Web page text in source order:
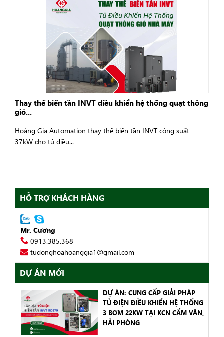
Thay thế biến tần INVT điều khiển hệ thống quạt thông
gió...
Hoàng Gia Automation thay thế biến tần INVT công suất
37kW cho tủ điều...
HỖ TRỢ KHÁCH HÀNG
Mr. Cương
0913.385.368
tudonghoahoanggia1@gmail.com
DỰ ÁN MỚI
DỰ ÁN: CUNG CẤP GIẢI PHÁP
TỦ ĐIỆN ĐIỀU KHIỂN HỆ THỐNG
3 BƠM 22KW TẠI KCN CẨM VĂN,
HẢI PHÒNG